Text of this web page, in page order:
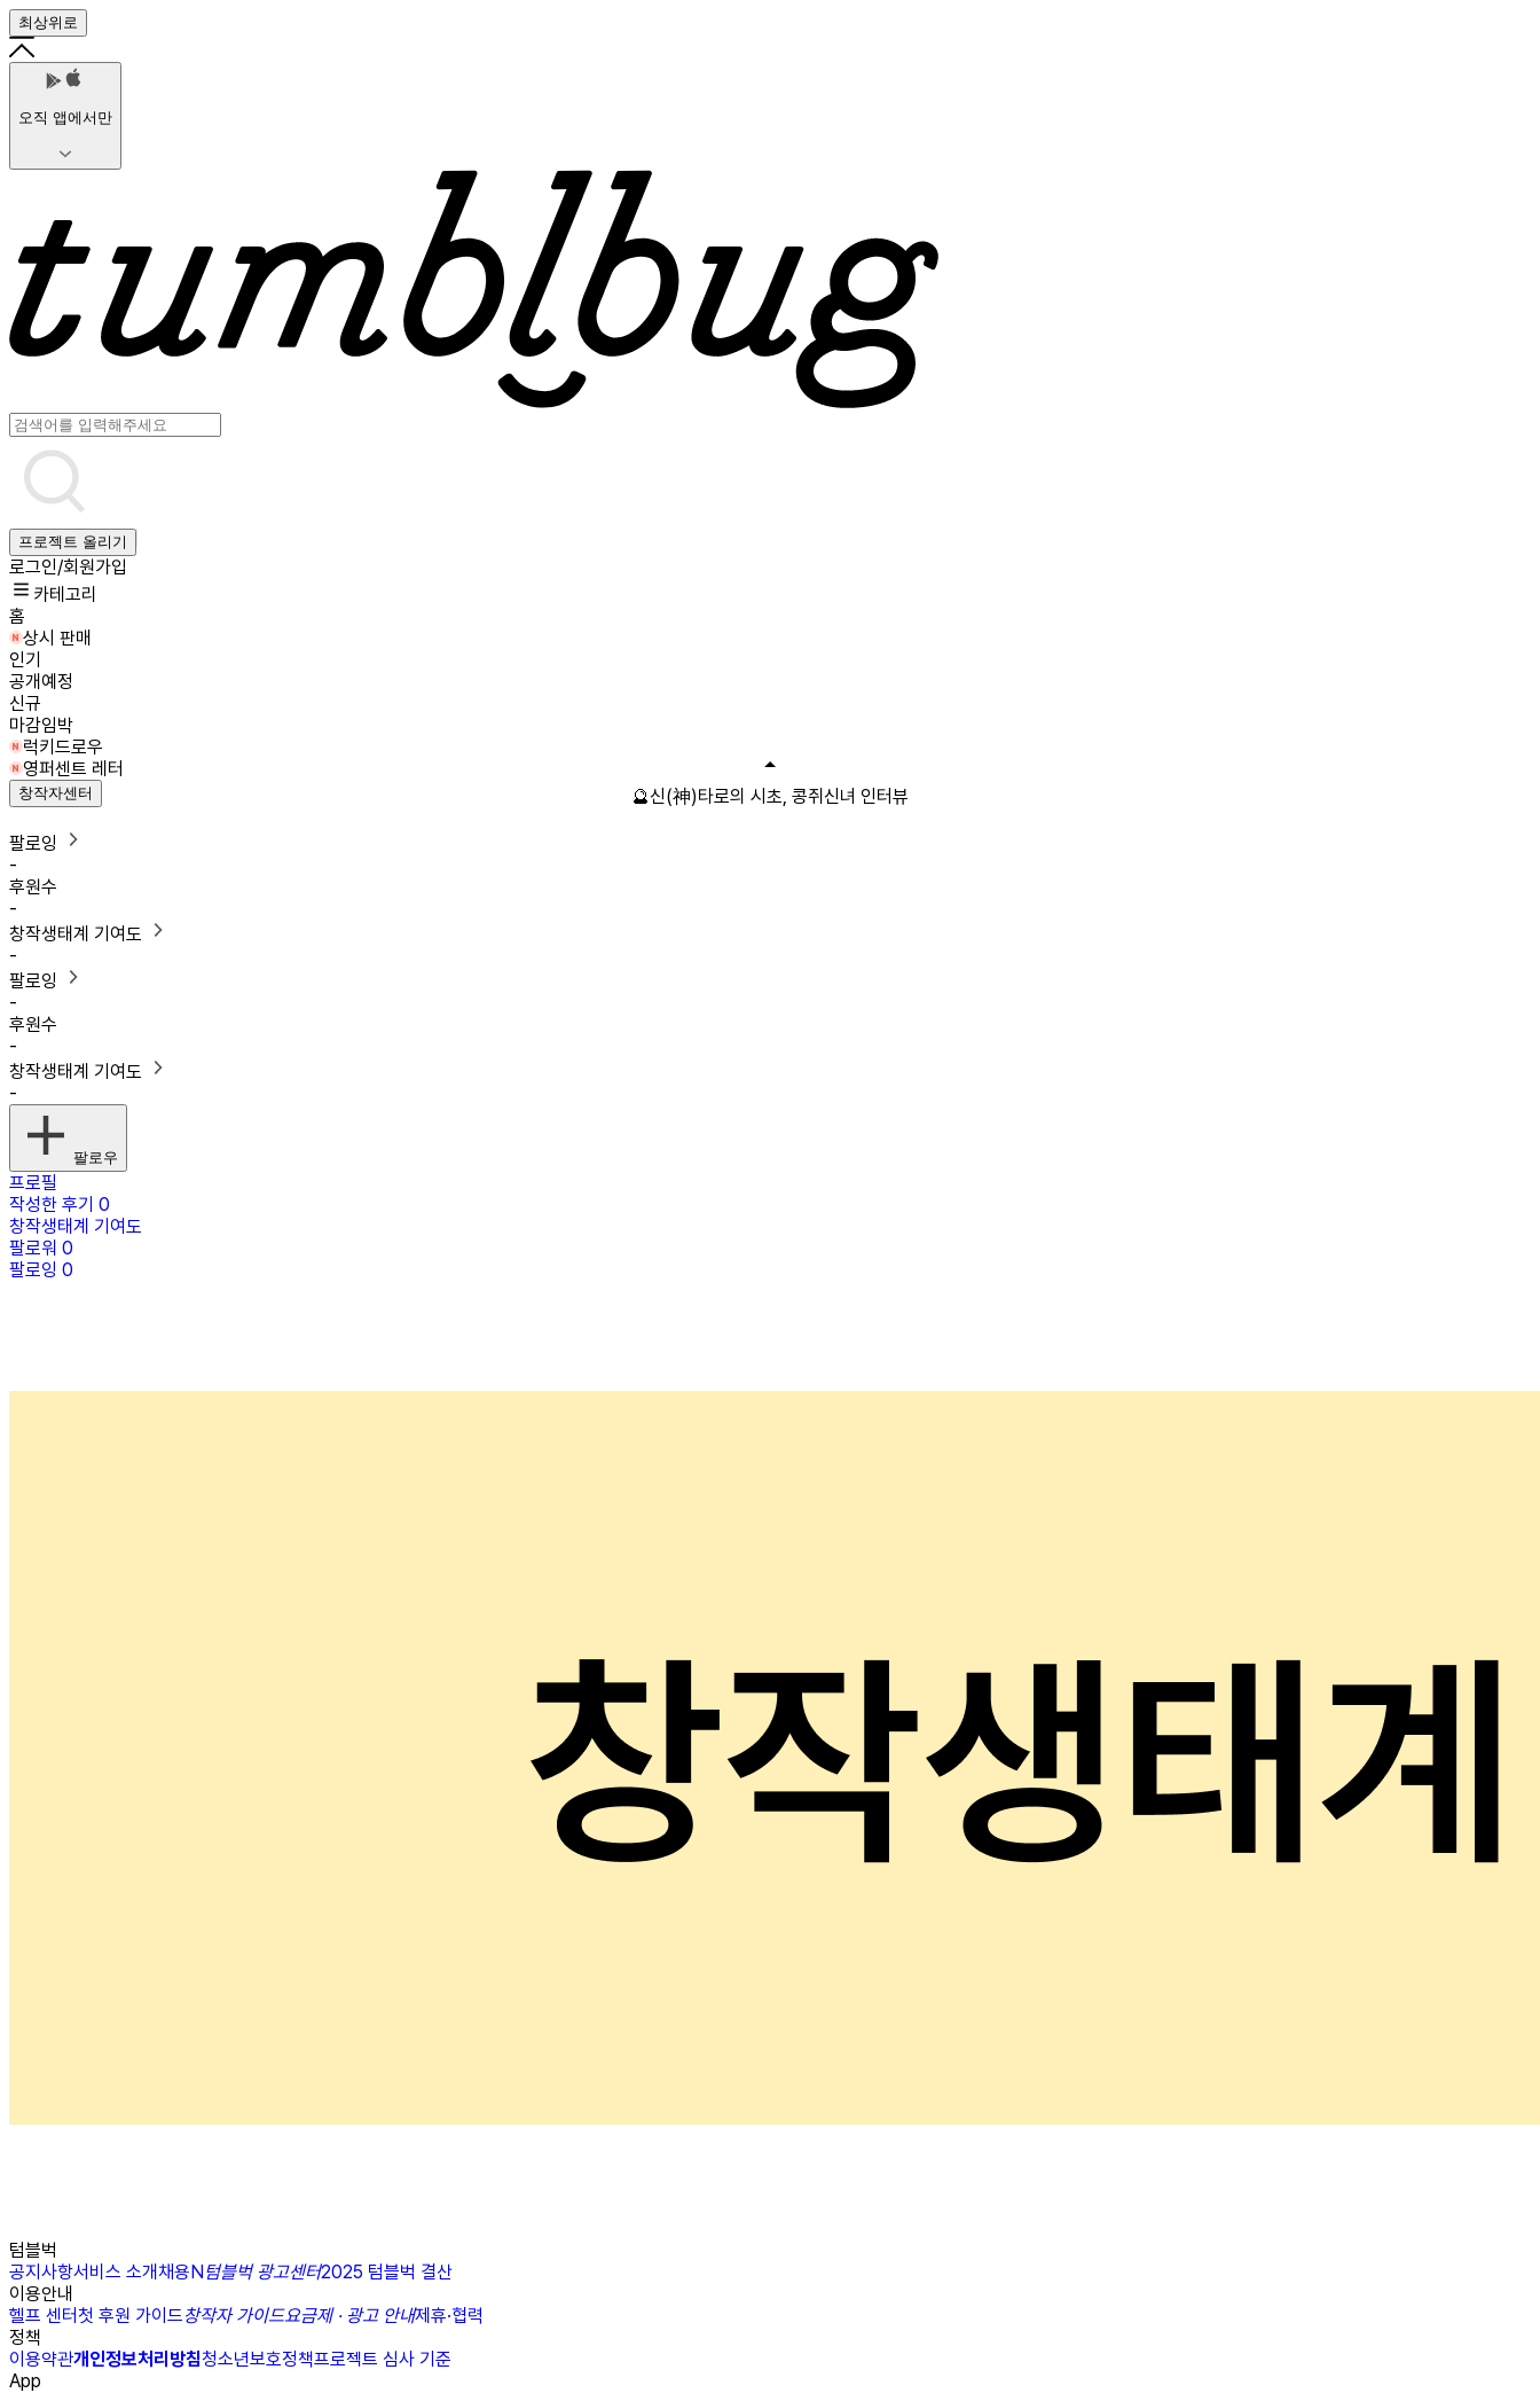
최상위로
오직 앱에서만
프로젝트 올리기
로그인/회원가입
카테고리
홈
상시 판매
인기
공개예정
신규
마감임박
럭키드로우
영퍼센트 레터
창작자센터
팔로잉
-
후원수
-
창작생태계 기여도
-
팔로잉
-
후원수
-
창작생태계 기여도
-
팔로우
프로필
작성한 후기 0
창작생태계 기여도
팔로워 0
팔로잉 0
텀블벅
공지사항서비스 소개채용N텀블벅 광고센터2025 텀블벅 결산
이용안내
헬프 센터첫 후원 가이드창작자 가이드요금제 · 광고 안내제휴·협력
정책
이용약관개인정보처리방침청소년보호정책프로젝트 심사 기준
App
🔮신(神)타로의 시초, 콩쥐신녀 인터뷰